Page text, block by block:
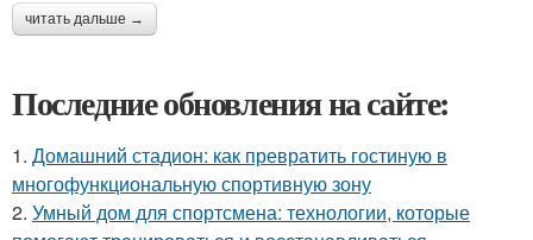
читать дальше →
Последние обновления на сайте:
1. Домашний стадион: как превратить гостиную в
многофункциональную спортивную зону
2. Умный дом для спортсмена: технологии, которые